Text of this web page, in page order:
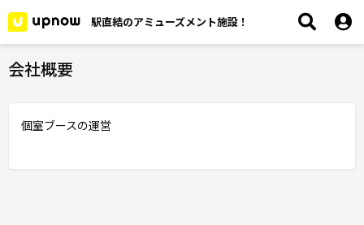
駅直結のアミューズメント施設！
会社概要
個室ブースの運営